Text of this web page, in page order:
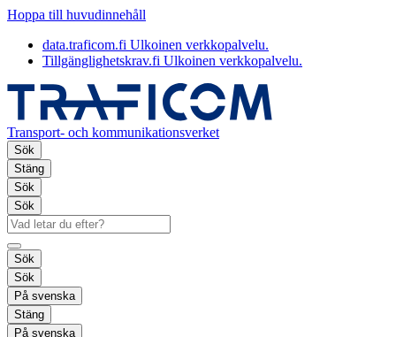
Hoppa till huvudinnehåll
data.traficom.fi Ulkoinen verkkopalvelu.
Tillgänglighetskrav.fi Ulkoinen verkkopalvelu.
Transport- och kommunikationsverket
Sök
Stäng
Sök
Sök
Sök
Sök
På svenska
Stäng
På svenska